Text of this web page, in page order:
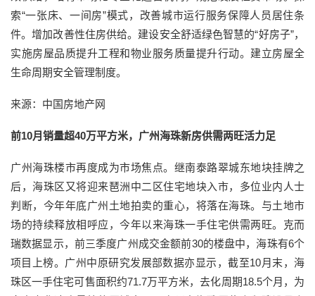
索“一张床、一间房”模式，改善城市运行服务保障人员居住条
件。增加改善性住房供给。建设安全舒适绿色智慧的“好房子”，
实施房屋品质提升工程和物业服务质量提升行动。建立房屋全
生命周期安全管理制度。
来源：中国房地产网
前10月销量超40万平方米，广州海珠新房供需两旺活力足
广州海珠楼市再度成为市场焦点。继南泰路翠城东地块挂牌之
后，海珠区又将迎来琶洲中二区住宅地块入市，多位业内人士
判断，今年年底广州土地拍卖的重心，将落在海珠。与土地市
场的持续释放相呼应，今年以来海珠一手住宅供需两旺。克而
瑞数据显示，前三季度广州成交金额前30的楼盘中，海珠有6个
项目上榜。广州中原研究发展部数据亦显示，截至10月末，海
珠区一手住宅可售面积约71.7万平方米，去化周期18.5个月，为